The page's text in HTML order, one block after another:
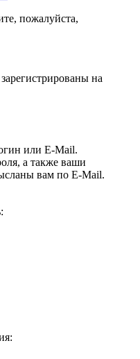
пожалуйста,
на
или E-Mail.
а также ваши
вам по E-Mail.